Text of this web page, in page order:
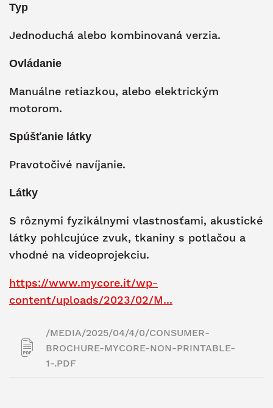
Typ
Jednoduchá alebo kombinovaná verzia.
Ovládanie
Manuálne retiazkou, alebo elektrickým
motorom.
Spúšťanie látky
Pravotočivé navíjanie.
Látky
S rôznymi fyzikálnymi vlastnosťami, akustické
látky pohlcujúce zvuk, tkaniny s potlačou a
vhodné na videoprojekciu.
https://www.mycore.it/wp-
content/uploads/2023/02/M...
/MEDIA/2025/04/4/0/CONSUMER-
BROCHURE-MYCORE-NON-PRINTABLE-
1-.PDF